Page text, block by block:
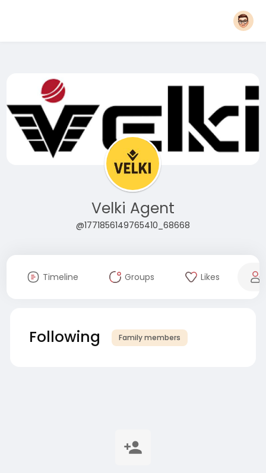
Velki Agent
@1771856149765410_68668
Timeline Groups Likes
Following Family members